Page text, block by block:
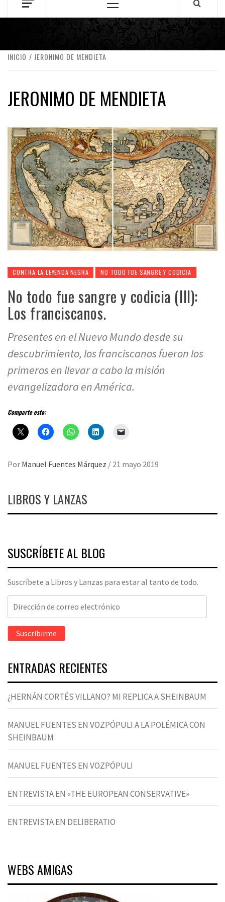
Menú
INICIO JERONIMO DE MENDIETA
JERONIMO DE MENDIETA
CONTRA LA LEYENDA NEGRA NO TODO FUE SANGRE Y CODICIA
No todo fue sangre y codicia (III):
Los franciscanos.
Presentes en el Nuevo Mundo desde su
descubrimiento, los franciscanos fueron los
primeros en llevar a cabo la misión
evangelizadora en América.
Comparte esto:
Por Manuel Fuentes Márquez / 21 mayo 2019
LIBROS Y LANZAS
SUSCRÍBETE AL BLOG
Suscríbete a Libros y Lanzas para estar al tanto de todo.
Dirección
correo
electrónico
Suscribirme
ENTRADAS RECIENTES
¿HERNÁN CORTÉS VILLANO? MI REPLICA A SHEINBAUM
MANUEL FUENTES EN VOZPÓPULI A LA POLÉMICA CON
SHEINBAUM
MANUEL FUENTES EN VOZPÓPULI
ENTREVISTA EN «THE EUROPEAN CONSERVATIVE»
ENTREVISTA EN DELIBERATIO
WEBS AMIGAS